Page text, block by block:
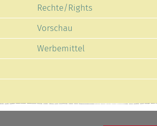
Rechte/Rights
Vorschau
Werbemittel